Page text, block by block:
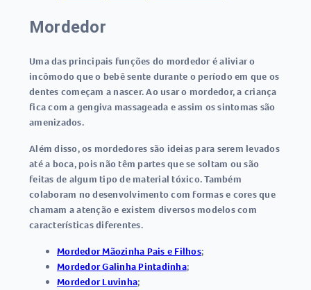
Mordedor
Uma das principais funções do mordedor é aliviar o
incômodo que o bebê sente durante o período em que os
dentes começam a nascer. Ao usar o mordedor, a criança
fica com a gengiva massageada e assim os sintomas são
amenizados.
Além disso, os mordedores são ideias para serem levados
até a boca, pois não têm partes que se soltam ou são
feitas de algum tipo de material tóxico. Também
colaboram no desenvolvimento com formas e cores que
chamam a atenção e existem diversos modelos com
características diferentes.
Mordedor Mãozinha Pais e Filhos;
Mordedor Galinha Pintadinha;
Mordedor Luvinha;